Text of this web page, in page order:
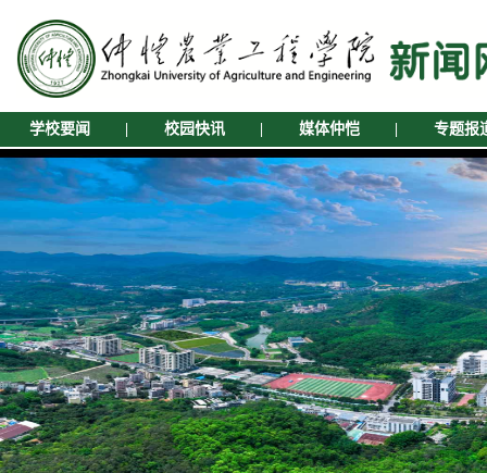
学校要闻 校园快讯 媒体仲恺 专题报